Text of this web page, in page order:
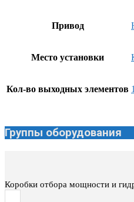
Привод
Место установки
Кол-во выходных элементов 1
Группы оборудования
Коробки отбора мощности и